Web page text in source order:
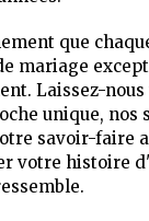
que
mariage
Laissez-
unique, nos
savoir-faire
votre histoire